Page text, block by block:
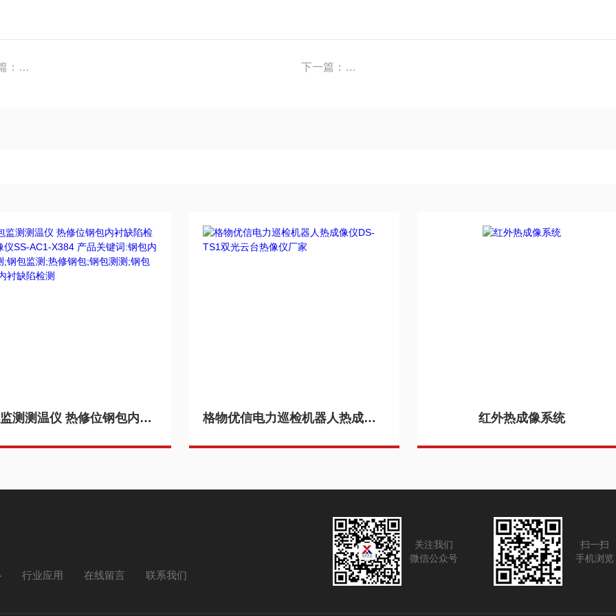
上一篇：
格物优信矿热炉炉内热成像可视化工业硅AI智能精炼系统高温热像仪下一篇：
格物优信电石炉红外测温2000℃液位炉口结渣炉壁在线
钢包监测测温仪 热修位钢包内衬缺陷检测热像仪SS-AC1-X384 产品关键词:钢包内衬检测;钢包监测;热修钢包;钢包测测;钢包热修;内衬缺陷检测 格物优信电力巡检机器人热成像仪DS-TS1双光云台热像仪厂家 红外热成像系统
行业应用 在线留言 联系我们
关注我们
微信公众号
扫一扫
手机浏览